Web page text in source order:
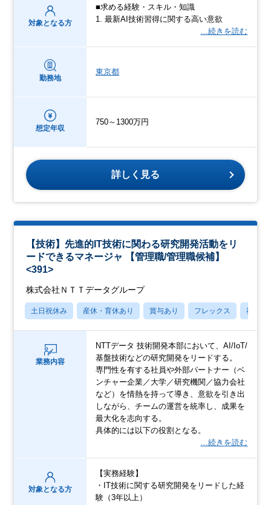
対象となる方
■求める経験・スキル・知識
1. 最新AI技術習得に関する高い意欲
…続きを読む
勤務地
東京都
想定年収
750～1300万円
詳しく見る
【技術】先進的IT技術に関わる研究開発活動をリ
ードできるマネージャ 【管理職/管理職候補】
<391>
株式会社ＮＴＴデータグループ
土日祝休み 産休・育休あり 賞与あり フレックス 社宅・
業務内容
NTTデータ 技術開発本部において、AI/IoT/
基盤技術などの研究開発をリードする。
専門性を有する社員や外部パートナー（ベ
ンチャー企業／大学／研究機関／協力会社
など）を情熱を持って導き、意欲を引き出
しながら、チームの運営を統率し、成果を
最大化を志向する。
具体的には以下の役割となる。
…続きを読む
対象となる方
【実務経験】
・IT技術に関する研究開発をリードした経
験（3年以上）